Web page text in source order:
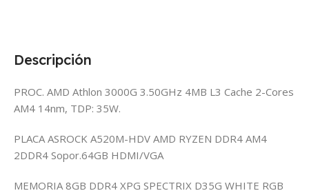
Descripción
PROC. AMD Athlon 3000G 3.50GHz 4MB L3 Cache 2-Cores
AM4 14nm, TDP: 35W.
PLACA ASROCK A520M-HDV AMD RYZEN DDR4 AM4
2DDR4 Sopor.64GB HDMI/VGA
MEMORIA 8GB DDR4 XPG SPECTRIX D35G WHITE RGB